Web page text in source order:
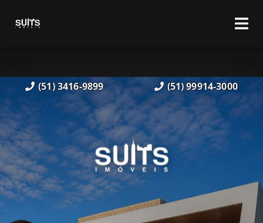
(51) 3416-9899 (51) 99914-3000